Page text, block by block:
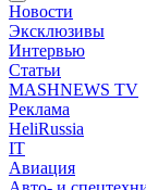
Новости
Эксклюзивы
Интервью
Статьи
MASHNEWS TV
Реклама
HeliRussia
IT
Авиация